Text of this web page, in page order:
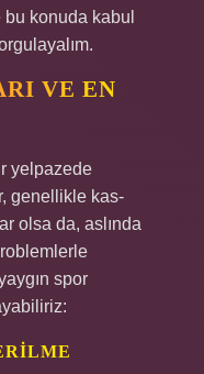
konuda kabul
VE EN
yelpazede
genellikle kas-
olsa da, aslında
spor